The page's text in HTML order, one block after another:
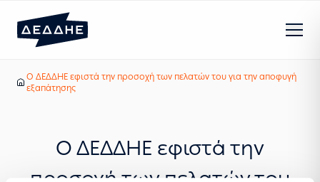
Αρχική
Τα νέα μας
Ο ΔΕΔΔΗΕ εφιστά την προσοχή των πελατών του για την αποφυγή
εξαπάτησης
Ο ΔΕΔΔΗΕ εφιστά την